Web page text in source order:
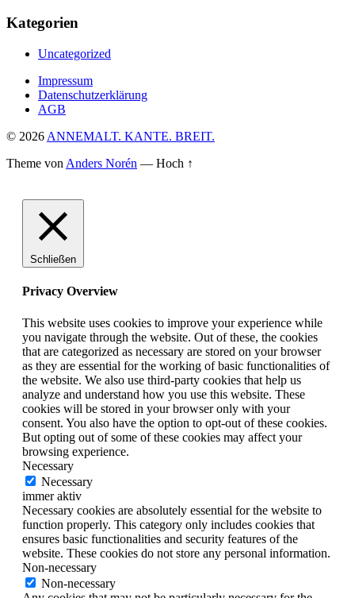
Kategorien
Uncategorized
Impressum
Datenschutzerklärung
AGB
© 2026 ANNEMALT. KANTE. BREIT.
Theme von Anders Norén — Hoch ↑
Schließen
Privacy Overview
This website uses cookies to improve your experience while
you navigate through the website. Out of these, the cookies
that are categorized as necessary are stored on your browser
as they are essential for the working of basic functionalities of
the website. We also use third-party cookies that help us
analyze and understand how you use this website. These
cookies will be stored in your browser only with your
consent. You also have the option to opt-out of these cookies.
But opting out of some of these cookies may affect your
browsing experience.
Necessary
Necessary
immer aktiv
Necessary cookies are absolutely essential for the website to
function properly. This category only includes cookies that
ensures basic functionalities and security features of the
website. These cookies do not store any personal information.
Non-necessary
Non-necessary